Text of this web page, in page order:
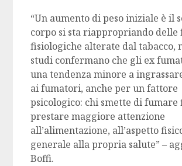
“Un aumento di peso iniziale è il
corpo si sta riappropriando delle
fisiologiche alterate dal tabacco,
studi confermano che gli ex
una tendenza minore a
ai fumatori, anche per un fattore
psicologico: chi smette di fumare
prestare maggiore attenzione
all’alimentazione, all’aspetto
generale alla propria salute” –
Boffi.